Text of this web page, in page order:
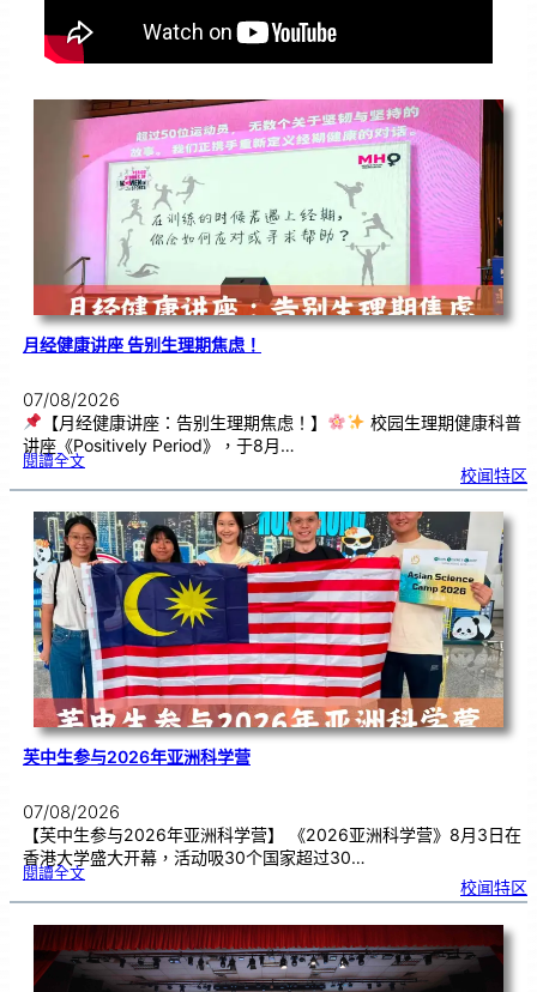
月经健康讲座 告别生理期焦虑！
07/08/2026
【月经健康讲座：告别生理期焦虑！】
校园生理期健康科普
讲座《Positively Period》，于8月…
閱讀全文:月
康
座
告
别
生
理
期
焦
虑
！
校闻特区
芙中生参与2026年亚洲科学营
07/08/2026
【芙中生参与2026年亚洲科学营】 《2026亚洲科学营》8月3日在
香港大学盛大开幕，活动吸30个国家超过30…
閱讀全文:芙
生
参
2
0
2
6
年
亚
洲科
校闻特区